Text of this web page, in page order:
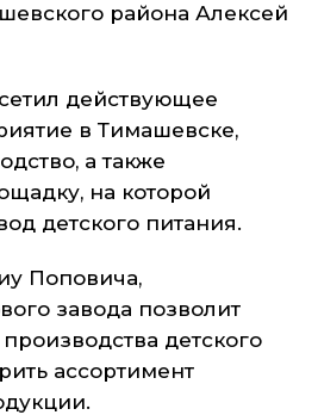
района Алексей
действующее
в Тимашевске,
а также
на которой
детского питания.
Поповича,
завода позволит
детского
ассортимент